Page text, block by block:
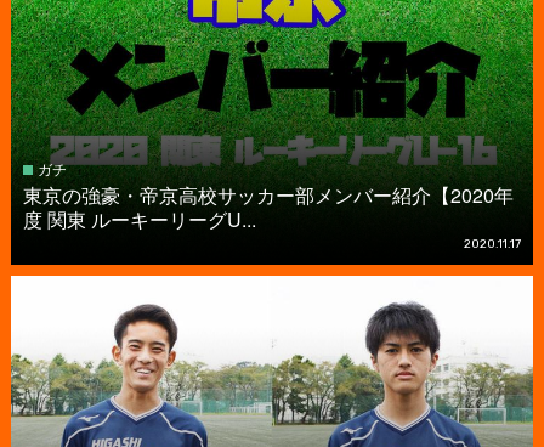
ガチ
東京の強豪・帝京高校サッカー部メンバー紹介【2020年
度 関東 ルーキーリーグU...
2020.11.17